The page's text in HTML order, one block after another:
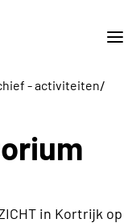
- activiteiten/
in Kortrijk op